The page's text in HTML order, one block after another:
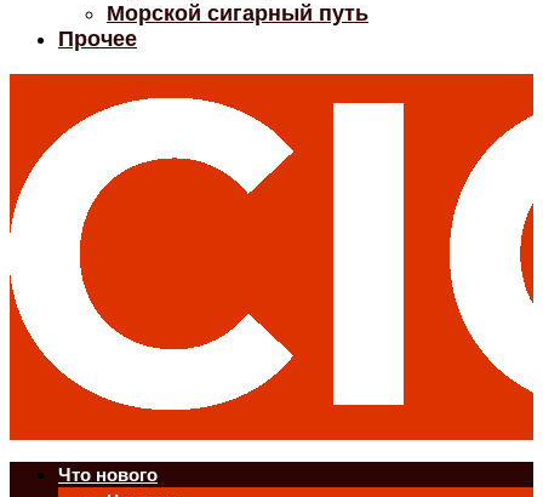
Морской сигарный путь
Прочее
Что нового